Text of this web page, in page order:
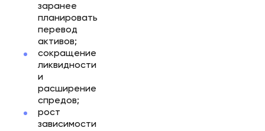
заранее
планировать
перевод
активов;
сокращение
ликвидности
и
расширение
спредов;
рост
зависимости